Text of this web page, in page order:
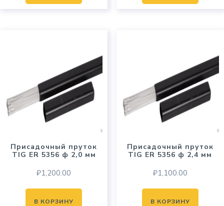
Присадочный пруток
TIG ER 5356 ф 2,0 мм
₽1,200.00
В КОРЗИНУ
Присадочный пруток
TIG ER 5356 ф 2,4 мм
₽1,100.00
В КОРЗИНУ